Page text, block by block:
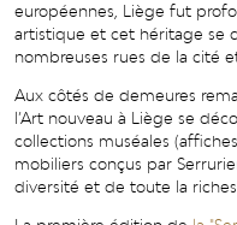
européennes, Liège fut
artistique et cet héritage se
nombreuses rues de la cité
Aux côtés de demeures
l’Art nouveau à Liège se
collections muséales
mobiliers conçus par
diversité et de toute la